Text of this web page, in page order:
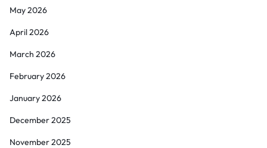
May 2026
April 2026
March 2026
February 2026
January 2026
December 2025
November 2025